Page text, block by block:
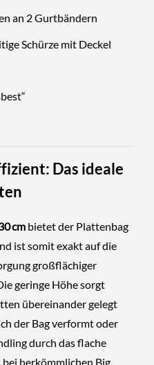
an 2 Gurtbändern
Schürze mit Deckel
Das ideale
cm bietet der Plattenbag
ist somit exakt auf die
großflächiger
geringe Höhe sorgt
übereinander gelegt
der Bag verformt oder
durch das flache
herkömmlichen Big